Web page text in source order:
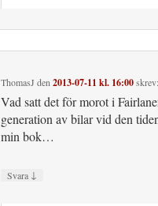
ThomasJ den 2013-07-11 kl. 16:00skrev:
Vad satt det för morot i
generation av bilar vid den
min bok…
Svara ↓